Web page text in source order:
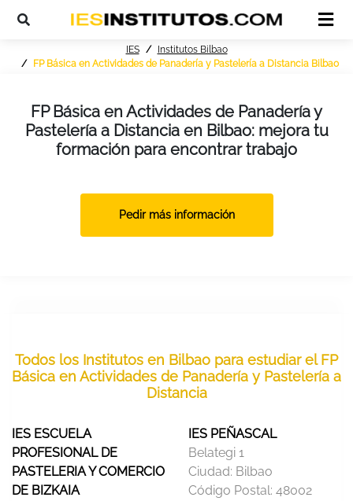
IES
Institutos Bilbao
FP Básica en Actividades de Panadería y Pastelería a Distancia Bilbao
FP Básica en Actividades de Panadería y
Pastelería a Distancia en Bilbao: mejora tu
formación para encontrar trabajo
Pedir más información
Todos los Institutos en Bilbao para estudiar el FP
Básica en Actividades de Panadería y Pastelería a
Distancia
IES ESCUELA
PROFESIONAL DE
PASTELERIA Y COMERCIO
DE BIZKAIA
IES PEÑASCAL
Belategi 1
Ciudad: Bilbao
Código Postal: 48002